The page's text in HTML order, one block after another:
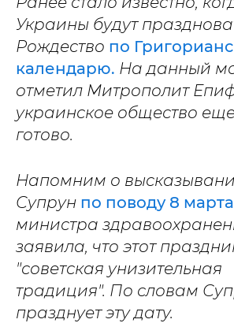
Украины будут
Рождество по
календарю. На данный
отметил Митрополит
украинское общество
готово.
Напомним о
Супрун по поводу 8 марта
министра
заявила, что этот
"советская унизительная
традиция". По словам
празднует эту дату.